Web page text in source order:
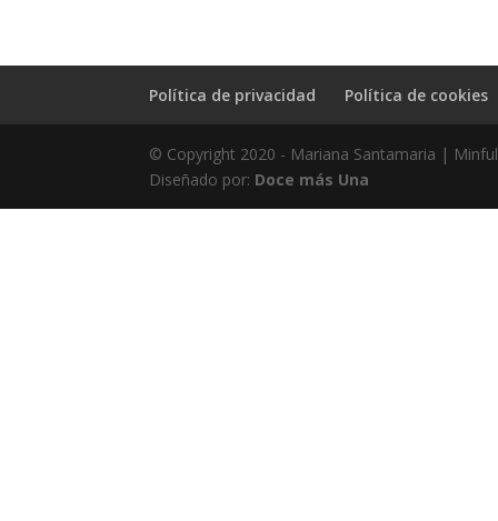
Política de privacidad Política de cookies
© Copyright 2020 - Mariana Santamaria |
Diseñado por: Doce más Una